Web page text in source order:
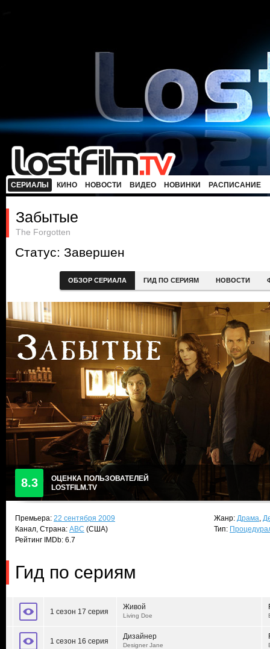
СЕРИАЛЫ КИНО НОВОСТИ ВИДЕО НОВИНКИ РАСПИСАНИЕ
Забытые
The Forgotten
Статус: Завершен
ОБЗОР СЕРИАЛА ГИД ПО СЕРИЯМ НОВОСТИ
8.3
ОЦЕНКА ПОЛЬЗОВАТЕЛЕЙ
LOSTFILM.TV
Премьера: 22 сентября 2009
Канал, Страна: ABC (США)
Рейтинг IMDb: 6.7
Жанр: Драма,
Тип:
Гид по сериям
1 сезон 17 серия
Живой
Living Doe
1 сезон 16 серия
Дизайнер
Designer Jane